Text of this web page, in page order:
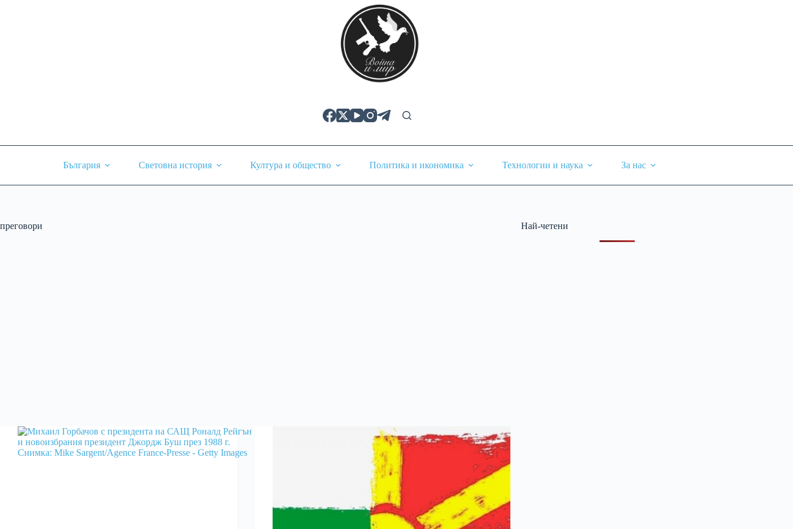
България Световна история Култура и общество Политика и икономика Технологии и наука За нас
преговори Най-четени